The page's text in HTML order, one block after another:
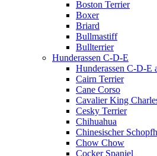
Boston Terrier
Boxer
Briard
Bullmastiff
Bullterrier
Hunderassen C-D-E
Hunderassen C-D-E
Cairn Terrier
Cane Corso
Cavalier King
Cesky Terrier
Chihuahua
Chinesischer
Chow Chow
Cocker Spaniel